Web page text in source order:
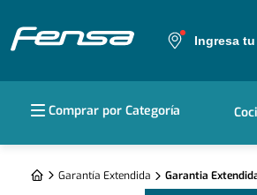
Ingresa
1. cocina 5 platos
Comprar por Categoría
Garantía Extendida Garantia